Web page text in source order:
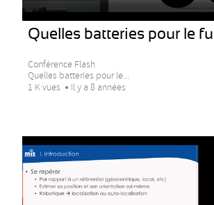
Quelles batteries pour le
Conférence Flash
Quelles batteries pour le...
1 K vues
Il y a 8 années